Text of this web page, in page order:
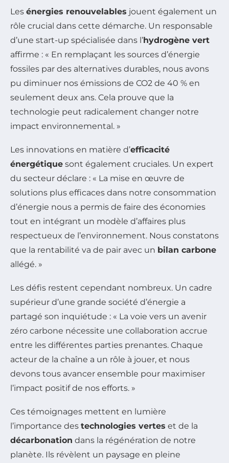
Les énergies renouvelables jouent également un
rôle crucial dans cette démarche. Un responsable
d’une start-up spécialisée dans l’hydrogène vert
affirme : « En remplaçant les sources d’énergie
fossiles par des alternatives durables, nous avons
pu diminuer nos émissions de CO2 de 40 % en
seulement deux ans. Cela prouve que la
technologie peut radicalement changer notre
impact environnemental. »
Les innovations en matière d’efficacité
énergétique sont également cruciales. Un expert
du secteur déclare : « La mise en œuvre de
solutions plus efficaces dans notre consommation
d’énergie nous a permis de faire des économies
tout en intégrant un modèle d’affaires plus
respectueux de l’environnement. Nous constatons
que la rentabilité va de pair avec un bilan carbone
allégé. »
Les défis restent cependant nombreux. Un cadre
supérieur d’une grande société d’énergie a
partagé son inquiétude : « La voie vers un avenir
zéro carbone nécessite une collaboration accrue
entre les différentes parties prenantes. Chaque
acteur de la chaîne a un rôle à jouer, et nous
devons tous avancer ensemble pour maximiser
l’impact positif de nos efforts. »
Ces témoignages mettent en lumière
l’importance des technologies vertes et de la
décarbonation dans la régénération de notre
planète. Ils révèlent un paysage en pleine